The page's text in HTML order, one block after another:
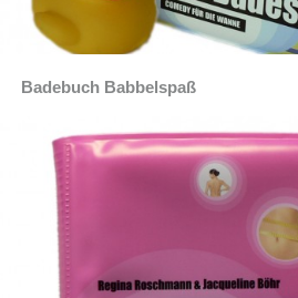
Badebuch Babbelspaß